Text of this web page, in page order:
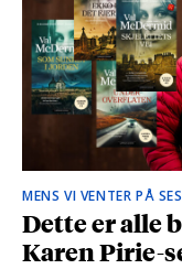
MENS VI VENTER PÅ
Dette er alle
Karen Pirie-